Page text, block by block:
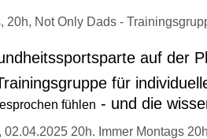
auf der
für
fühlen - und die
02.04.2025 20h. Immer Montags